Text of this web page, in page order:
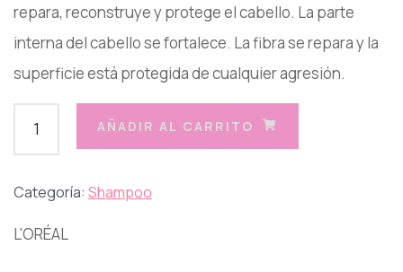
repara, reconstruye y protege el cabello. La parte
interna del cabello se fortalece. La fibra se repara y la
superficie está protegida de cualquier agresión.
AÑADIR AL CARRITO
Categoría: Shampoo
L'ORÉAL